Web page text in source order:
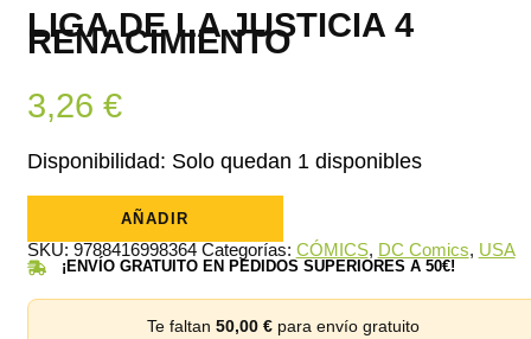
LIGA DE LA JUSTICIA 4
RENACIMIENTO
3,26 €
Disponibilidad: Solo quedan 1 disponibles
JUSTICIA
4
cantidad
AÑADIR
SKU: 9788416998364 Categorías: CÓMICS, DC Comics, USA
¡ENVÍO GRATUITO EN PEDIDOS SUPERIORES A 50€!
Te faltan 50,00 €para envío gratuito